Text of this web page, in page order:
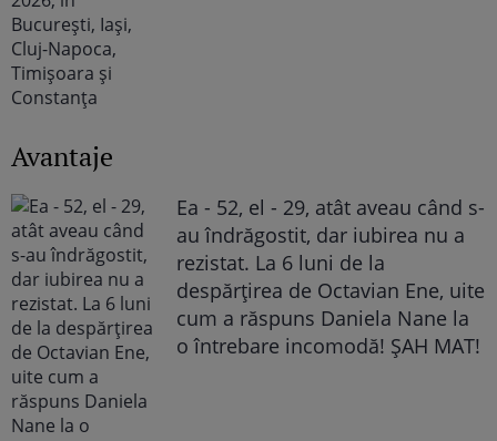
Avantaje
Ea - 52, el - 29, atât aveau când s-
au îndrăgostit, dar iubirea nu a
rezistat. La 6 luni de la
despărțirea de Octavian Ene, uite
cum a răspuns Daniela Nane la
o întrebare incomodă! ȘAH MAT!